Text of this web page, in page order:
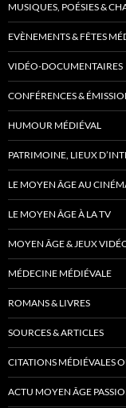
MUSIQUES, POÉSIES &
EVÈNEMENTS & FÊTES
VIDÉO-DOCUMENTAIRES
CONFÉRENCES &
HUMOUR MÉDIÉVAL
PATRIMOINE, LIEUX
LE MOYEN ÂGE AU
LE MOYEN ÂGE À LA TV
MOYEN ÂGE & JEUX
MÉDECINE MÉDIÉVALE
ROMANS & LIVRES
SOURCES & ARTICLES
CITATIONS MÉDIÉVALES
ACTU MOYEN ÂGE